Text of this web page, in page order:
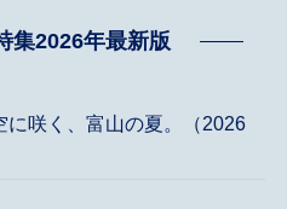
集2026年最新版
に咲く、富山の夏。（2026